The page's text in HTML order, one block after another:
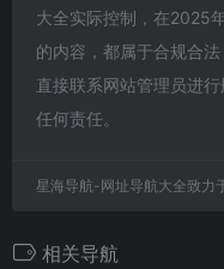
大全实际控制，在2025
的内容，都属于合规合
直接联系网站管理员进
任何责任。
星海导航-网址导航大全致力
相关导航